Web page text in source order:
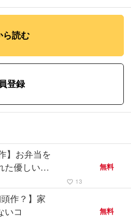
ら読む
登録
】お弁当を
た優しい優
favorite_border 13
無料
作？】家
いコ
無料